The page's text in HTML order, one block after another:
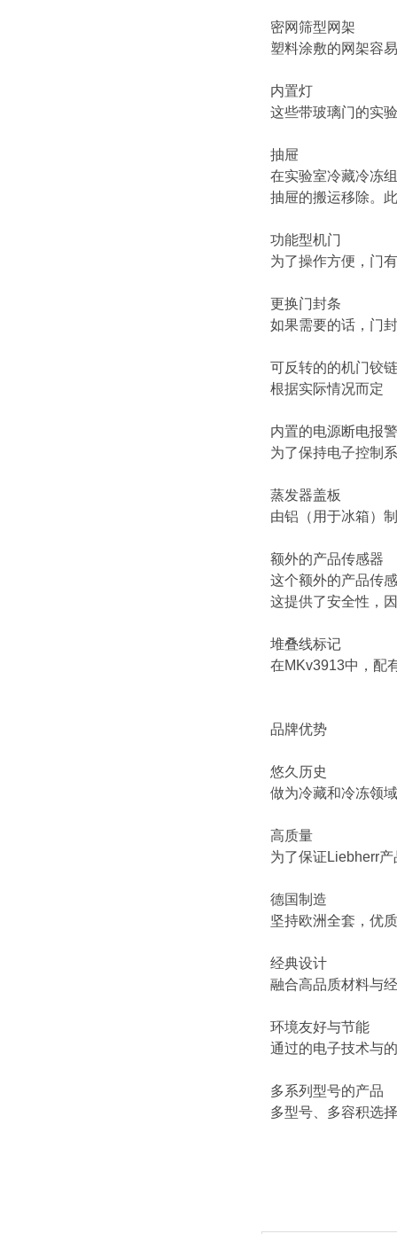
密网筛型网架
塑料涂敷的网架容
内置灯
这些带玻璃门的实
抽屉
在实验室冷藏冷冻
抽屉的搬运移除。
功能型机门
为了操作方便，门
更换门封条
如果需要的话，门
可反转的的机门铰链
根据实际情况而定
内置的电源断电报警
为了保持电子控制
蒸发器盖板
由铝（用于冰箱）
额外的产品传感器
这个额外的产品传
这提供了安全性，
堆叠线标记
在MKv3913中，配
品牌优势
悠久历史
做为冷藏和冷冻领
高质量
为了保证Liebherr
德国制造
坚持欧洲全套，优
经典设计
融合高品质材料与
环境友好与节能
通过的电子技术与
多系列型号的产品
多型号、多容积选